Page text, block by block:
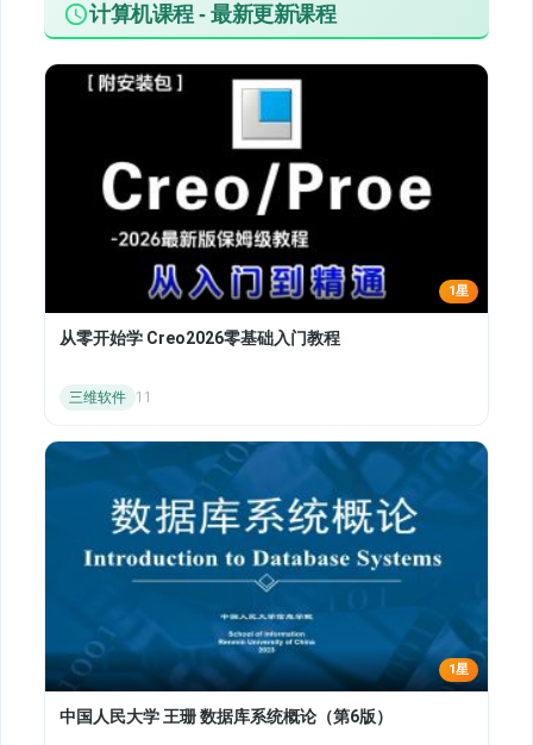
计算机课程 - 最新更新课程
1星
从零开始学 Creo2026零基础入门教程
三维软件 11
1星
中国人民大学 王珊 数据库系统概论（第6版）